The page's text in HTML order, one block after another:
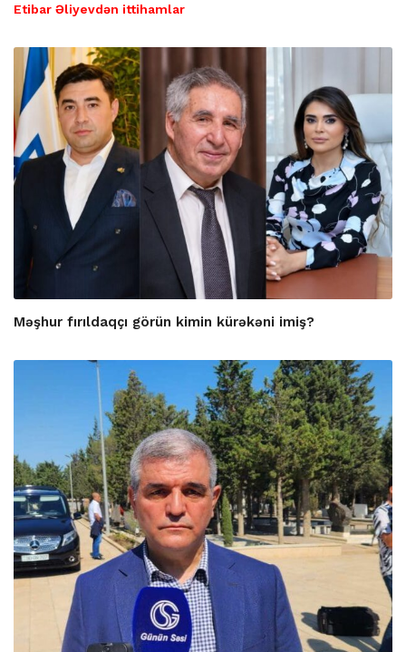
Etibar Əliyevdən ittihamlar
Məşhur fırıldaqçı görün kimin kürəkəni imiş?